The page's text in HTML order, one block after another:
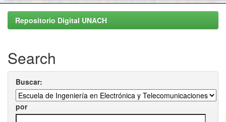
Skip
navigationRepositorio Digital UNACH
Search
Buscar:
por